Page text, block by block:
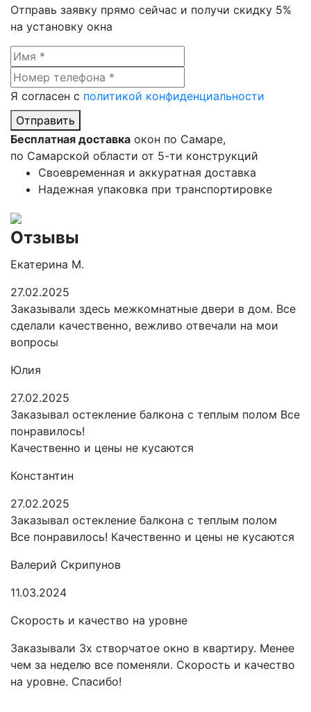
Отправь заявку прямо сейчас и получи скидку 5%
на установку окна
Я согласен с политикой конфиденциальности
Отправить
Бесплатная доставка окон по Самаре,
по Самарской области от 5-ти конструкций
Своевременная и аккуратная доставка
Надежная упаковка при транспортировке
Отзывы
Екатерина М.
27.02.2025
Заказывали здесь межкомнатные двери в дом. Все
сделали качественно, вежливо отвечали на мои
вопросы
Юлия
27.02.2025
Заказывал остекление балкона с теплым полом Все
понравилось!
Качественно и цены не кусаются
Константин
27.02.2025
Заказывал остекление балкона с теплым полом
Все понравилось! Качественно и цены не кусаются
Валерий Скрипунов
11.03.2024
Скорость и качество на уровне
Заказывали 3х створчатое окно в квартиру. Менее
чем за неделю все поменяли. Скорость и качество
на уровне. Спасибо!